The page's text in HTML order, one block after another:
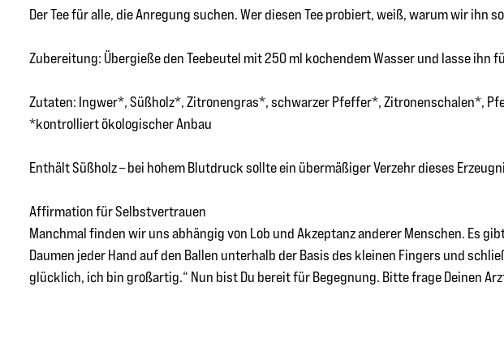
Der Tee für alle, die Anregung suchen. Wer diesen Tee probiert, weiß, warum wir ihn
Zubereitung: Übergieße den Teebeutel mit 250 ml kochendem Wasser und lasse
Zutaten: Ingwer*, Süßholz*, Zitronengras*, schwarzer Pfeffer*, Zitronenschalen*,
*kontrolliert ökologischer Anbau
Enthält Süßholz – bei hohem Blutdruck sollte ein übermäßiger Verzehr dieses
Affirmation für Selbstvertrauen
Manchmal finden wir uns abhängig von Lob und Akzeptanz anderer Menschen. Es
Daumen jeder Hand auf den Ballen unterhalb der Basis des kleinen Fingers und
glücklich, ich bin großartig.“ Nun bist Du bereit für Begegnung. Bitte frage Deinen